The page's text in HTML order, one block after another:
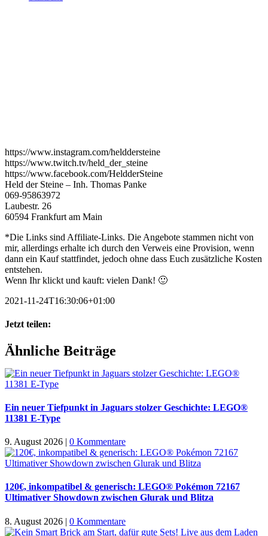
https://www.instagram.com/helddersteine
https://www.twitch.tv/held_der_steine
https://www.facebook.com/HeldderSteine
Held der Steine – Inh. Thomas Panke
069-95863972
Laubestr. 26
60594 Frankfurt am Main
*Die Links sind Affiliate-Links. Die Angebote stammen nicht von
mir, allerdings erhalte ich durch den Verweis eine Provision, wenn
dann ein Kauf stattfindet, jedoch ohne dass Euch zusätzliche Kosten
entstehen.
Wenn Ihr klickt und kauft: vielen Dank! 🙂
2021-11-24T16:30:06+01:00
Jetzt teilen:
Facebook
X
WhatsApp
Pinterest
E-
Mail
Ähnliche Beiträge
Ein neuer Tiefpunkt in Jaguars stolzer Geschichte: LEGO®
11381 E-Type
9. August 2026 | 0 Kommentare
120€, inkompatibel & generisch: LEGO® Pokémon 72167
Ultimativer Showdown zwischen Glurak und Blitza
8. August 2026 | 0 Kommentare